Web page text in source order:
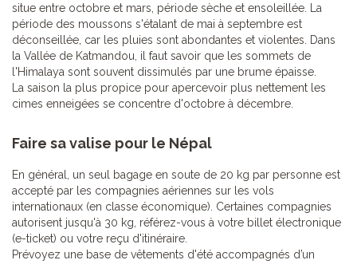
situe entre octobre et mars, période sèche et ensoleillée. La
période des moussons s'étalant de mai à septembre est
déconseillée, car les pluies sont abondantes et violentes. Dans
la Vallée de Katmandou, il faut savoir que les sommets de
l'Himalaya sont souvent dissimulés par une brume épaisse.
La saison la plus propice pour apercevoir plus nettement les
cimes enneigées se concentre d'octobre à décembre.
Faire sa valise pour le Népal
En général, un seul bagage en soute de 20 kg par personne est
accepté par les compagnies aériennes sur les vols
internationaux (en classe économique). Certaines compagnies
autorisent jusqu'à 30 kg, référez-vous à votre billet électronique
(e-ticket) ou votre reçu d'itinéraire.
Prévoyez une base de vêtements d'été accompagnés d’un